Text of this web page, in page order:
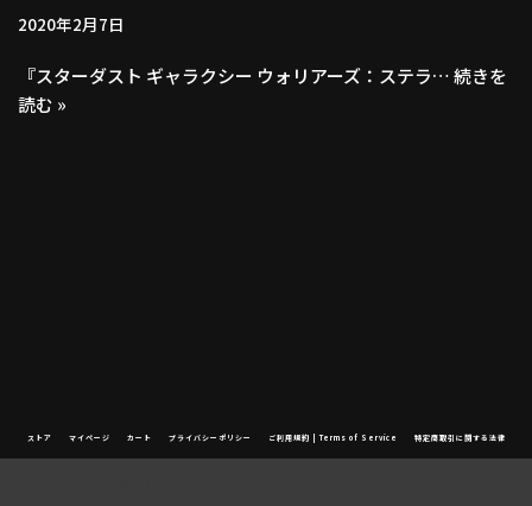
2020年2月7日
『スターダスト ギャラクシー ウォリアーズ：ステラ…続きを
読む »
ストア マイページ カート プライバシーポリシー ご利用規約 | Terms of Service 特定商取引に関する法律